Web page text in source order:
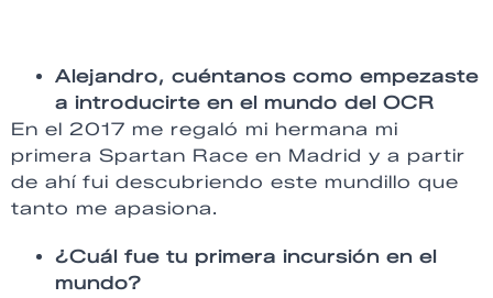
Alejandro, cuéntanos como empezaste
a introducirte en el mundo del OCR
En el 2017 me regaló mi hermana mi
primera Spartan Race en Madrid y a partir
de ahí fui descubriendo este mundillo que
tanto me apasiona.
¿Cuál fue tu primera incursión en el
mundo?